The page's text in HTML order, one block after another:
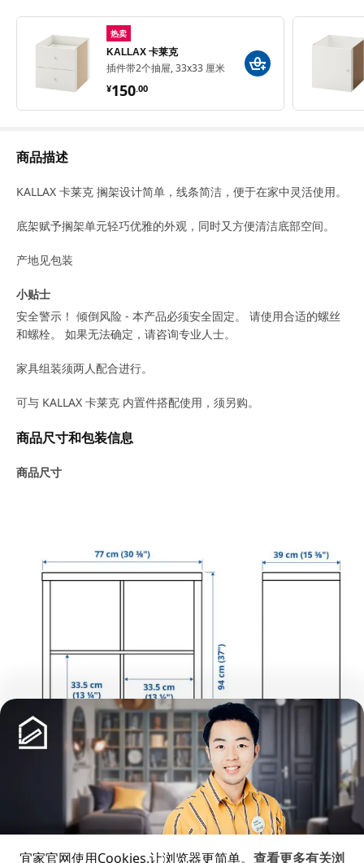
热卖
KALLAX 卡莱克
插件带2个抽屉, 33x33 厘米
¥150.00
¥ 150.00
商品描述
KALLAX 卡莱克 搁架设计简单，线条简洁，便于在家中灵活使用。​
底架赋予搁架单元轻巧优雅的外观，同时又方便清洁底部空间。
产地见包装
小贴士
安全警示！ 倾倒风险 - 本产品必须安全固定。 请使用合适的螺丝
和螺栓。 如果无法确定，请咨询专业人士。
家具组装须两人配合进行。
可与 KALLAX 卡莱克 内置件搭配使用，须另购。
商品尺寸和包装信息
商品尺寸
宽度 77 厘米
猜你喜欢
宜家官网使用Cookies,让浏览器更简单。 查看更多有关浏